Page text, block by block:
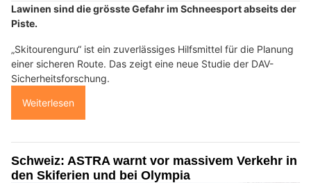
Lawinen sind die grösste Gefahr im Schneesport abseits der
Piste.
„Skitourenguru“ ist ein zuverlässiges Hilfsmittel für die Planung
einer sicheren Route. Das zeigt eine neue Studie der DAV-
Sicherheitsforschung.
Weiterlesen
Schweiz: ASTRA warnt vor massivem Verkehr in
den Skiferien und bei Olympia